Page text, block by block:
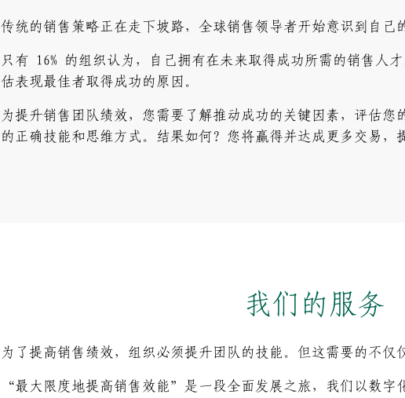
传统的销售策略正在走下坡路，全球销售领导者开始意识到自己
只有 16% 的组织认为，自己拥有在未来取得成功所需的销售人
估表现最佳者取得成功的原因。
为提升销售团队绩效，您需要了解推动成功的关键因素，评估您
的正确技能和思维方式。结果如何？您将赢得并达成更多交易，
我们的服务
为了提高销售绩效，组织必须提升团队的技能。但这需要的不仅
“最大限度地提高销售效能”是一段全面发展之旅，我们以数字